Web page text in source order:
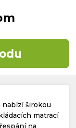
širokou
matrací
na